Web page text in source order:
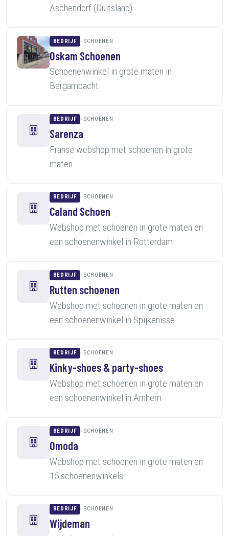
Aschendorf (Duitsland)
BEDRIJF SCHOENEN
Oskam Schoenen
Schoenenwinkel in grote maten in
Bergambacht
BEDRIJF SCHOENEN
Sarenza
Franse webshop met schoenen in grote
maten
BEDRIJF SCHOENEN
Caland Schoen
Webshop met schoenen in grote maten en
een schoenenwinkel in Rotterdam
BEDRIJF SCHOENEN
Rutten schoenen
Webshop met schoenen in grote maten en
een schoenenwinkel in Spijkenisse
BEDRIJF SCHOENEN
Kinky-shoes & party-shoes
Webshop met schoenen in grote maten en
een schoenenwinkel in Arnhem
BEDRIJF SCHOENEN
Omoda
Webshop met schoenen in grote maten en
15 schoenenwinkels
BEDRIJF SCHOENEN
Wijdeman